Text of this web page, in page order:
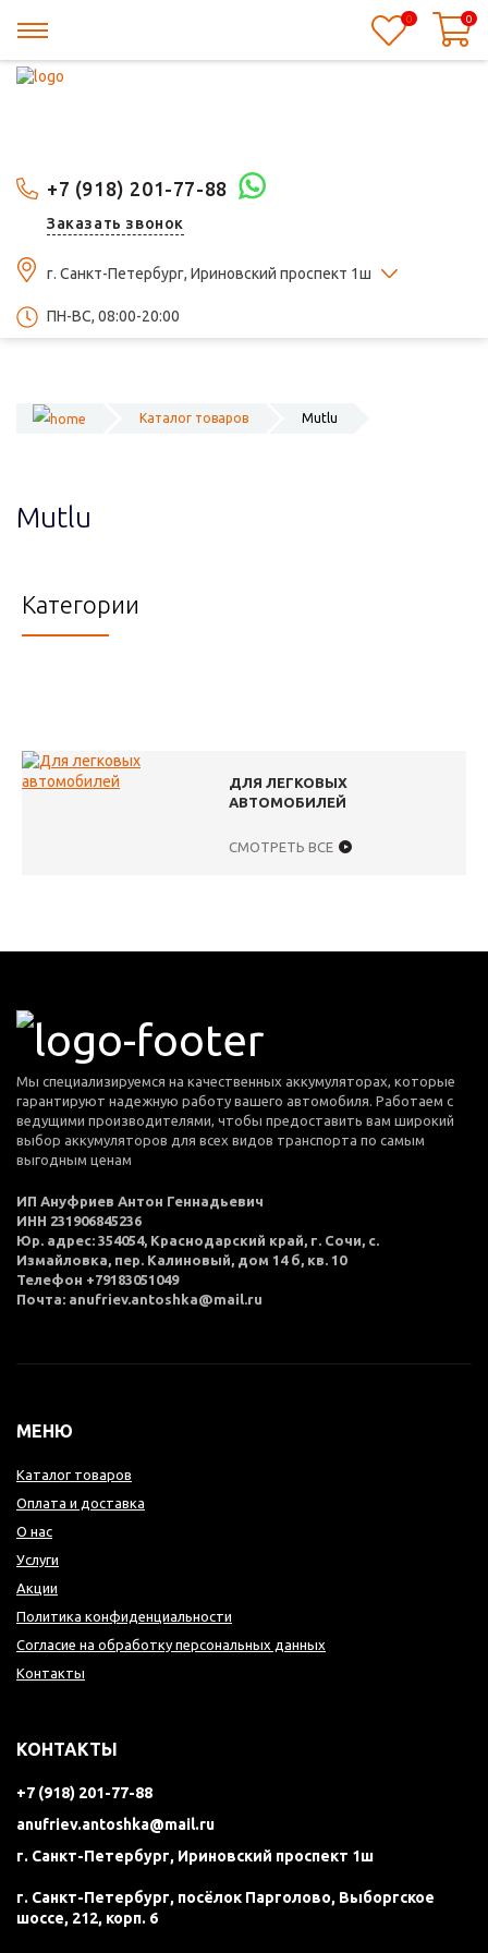
+7 (918) 201-77-88
Заказать звонок
г. Санкт-Петербург, Ириновский проспект 1ш
ПН-ВС, 08:00-20:00
0 0
Каталог товаров Mutlu
Mutlu
Категории
ДЛЯ ЛЕГКОВЫХ
АВТОМОБИЛЕЙ
СМОТРЕТЬ ВСЕ
Мы специализируемся на качественных аккумуляторах, которые
гарантируют надежную работу вашего автомобиля. Работаем с
ведущими производителями, чтобы предоставить вам широкий
выбор аккумуляторов для всех видов транспорта по самым
выгодным ценам
ИП Ануфриев Антон Геннадьевич
ИНН 231906845236
Юр. адрес: 354054, Краснодарский край, г. Сочи, с.
Измайловка, пер. Калиновый, дом 14 б, кв. 10
Телефон +79183051049
Почта: anufriev.antoshka@mail.ru
МЕНЮ
Каталог товаров
Оплата и доставка
О нас
Услуги
Акции
Политика конфиденциальности
Согласие на обработку персональных данных
Контакты
КОНТАКТЫ
+7 (918) 201-77-88
anufriev.antoshka@mail.ru
г. Санкт-Петербург, Ириновский проспект 1ш
г. Санкт-Петербург, посёлок Парголово, Выборгское
шоссе, 212, корп. 6